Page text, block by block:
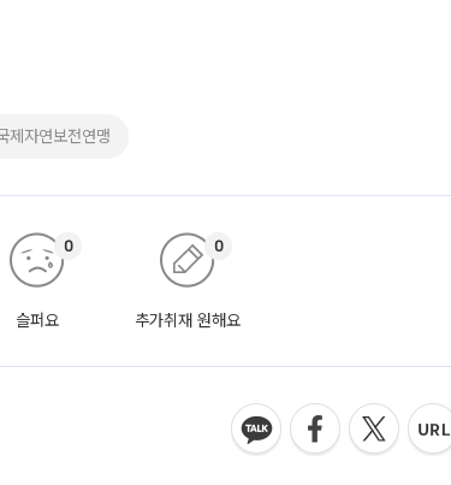
제자연보전연맹
슬퍼요
0
추가취재 원해요
0